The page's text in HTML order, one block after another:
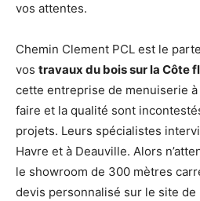
vos attentes.
Chemin Clement PCL est le
vos travaux du bois sur la Côte
cette entreprise de menuiserie
faire et la qualité sont
projets. Leurs spécialistes
Havre et à Deauville. Alors
le showroom de 300 mètres
devis personnalisé sur le site de